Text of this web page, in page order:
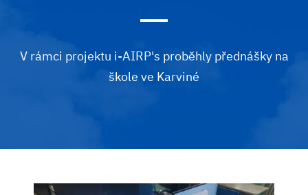
V rámci projektu i-AIRP's proběhly přednášky na
škole ve Karviné